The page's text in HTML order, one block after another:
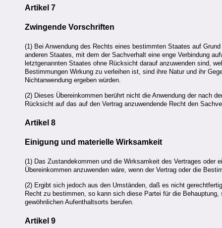
Artikel 7
Zwingende Vorschriften
(1) Bei Anwendung des Rechts eines bestimmten Staates auf
anderen Staates, mit dem der Sachverhalt eine enge Verbindung
letztgenannten Staates ohne Rücksicht darauf anzuwenden sind,
Bestimmungen Wirkung zu verleihen ist, sind ihre Natur und ihr
Nichtanwendung ergeben würden.
(2) Dieses Übereinkommen berührt nicht die Anwendung der nach
Rücksicht auf das auf den Vertrag anzuwendende Recht den
Artikel 8
Einigung und materielle Wirksamkeit
(1) Das Zustandekommen und die Wirksamkeit des Vertrages
Übereinkommen anzuwenden wäre, wenn der Vertrag oder die
(2) Ergibt sich jedoch aus den Umständen, daß es nicht
Recht zu bestimmen, so kann sich diese Partei für die
gewöhnlichen Aufenthaltsorts berufen.
Artikel 9